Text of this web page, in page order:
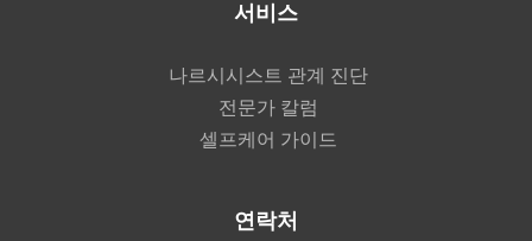
서비스
나르시시스트 관계 진단
전문가 칼럼
셀프케어 가이드
연락처